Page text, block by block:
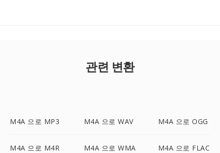
관련 변환
M4A 으로 MP3 M4A 으로 WAV M4A 으로 OGG
M4A 으로 M4R M4A 으로 WMA M4A 으로 FLAC